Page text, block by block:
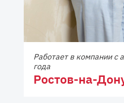
Работает в компании с
года
Ростов-на-